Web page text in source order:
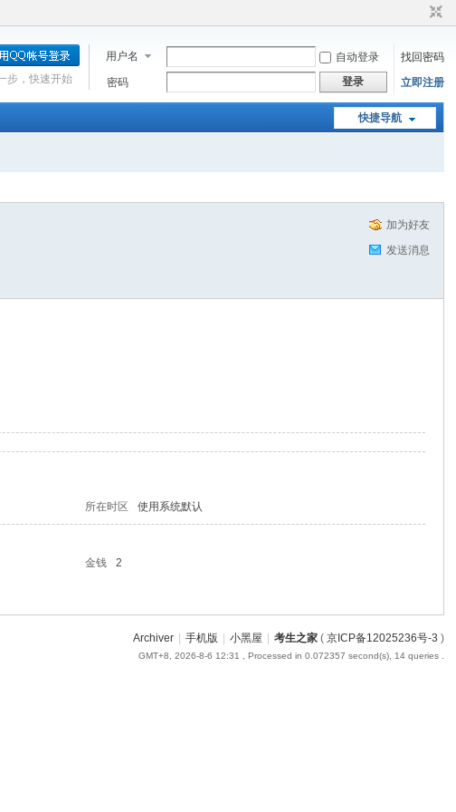
用户名 自动登录
找回密码
密码
登录 立即注册
步，快速开始
快捷导航
加为好友
发送消息
所在时区 使用系统默认
金钱
2
Archiver 手机版 小黑屋 考生之家( 京ICP备12025236号-3 )
GMT+8, 2026-8-6 12:31 , Processed in 0.072357 second(s), 14 queries .